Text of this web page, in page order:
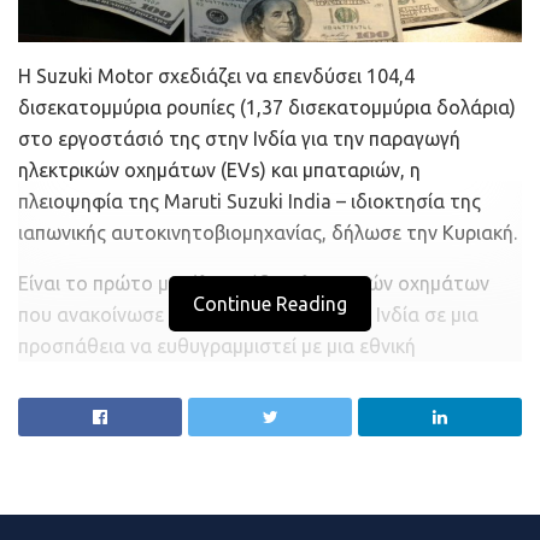
ΠΟΜΙΔΑ προτείνουν να δοθεί νομοθετικά στους
ενδιαφερόμενους ιδιοκτήτες το δικαίωμα της
μονομερούς τροποποίησης της οριζόντιας ιδιοκτησίας,
ιδιαίτερα αν η διαφοροποίηση αυτή προέκυψε κατά την
κατασκευή της πολυκατοικίας.
Το 2ο πρόβλημα
ιδιοκτησίας έως 2% από την κάτοψη της πράξης
σύστασης. Κατά τη σύνταξη των συμβολαιογραφικών
πράξεων μεταβίβασης ακινήτων, παρατηρείται το
ιδιοκτησιών από τη μέτρηση που έχει καταγραφεί στη
Η Suzuki Motor σχεδιάζει να επενδύσει 104,4
δισεκατομμύρια ρουπίες (1,37 δισεκατομμύρια δολάρια)
στο εργοστάσιό της στην Ινδία για την παραγωγή
ηλεκτρικών οχημάτων (EVs) και μπαταριών, η
πλειοψηφία της Maruti Suzuki India – ιδιοκτησία της
ιαπωνικής αυτοκινητοβιομηχανίας, δήλωσε την Κυριακή.
Είναι το πρώτο μεγάλο σχέδιο ηλεκτρικών οχημάτων
που ανακοίνωσε η Maruti Suzuki για την Ινδία σε μια
προσπάθεια να ευθυγραμμιστεί με μια εθνική
πετρέλαιο και τη μείωση της εξουθενωτικής
ατμοσφαιρικής ρύπανσης στις μεγάλες πόλεις.
επισκεπτόμενος τον Ινδό ομόλογό του, Narendra Modi,
Continue Reading